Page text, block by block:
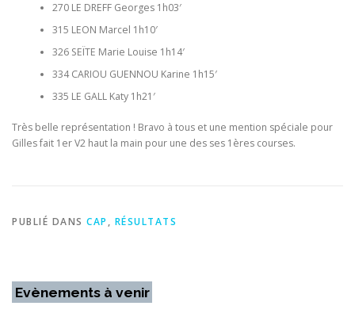
270 LE DREFF Georges 1h03′
315 LEON Marcel 1h10′
326 SEÏTE Marie Louise 1h14′
334 CARIOU GUENNOU Karine 1h15′
335 LE GALL Katy 1h21′
Très belle représentation ! Bravo à tous et une mention spéciale pour
Gilles fait 1er V2 haut la main pour une des ses 1ères courses.
PUBLIÉ DANS CAP , RÉSULTATS
Evènements à venir